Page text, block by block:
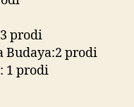
prodi
Budaya:2 prodi
1 prodi